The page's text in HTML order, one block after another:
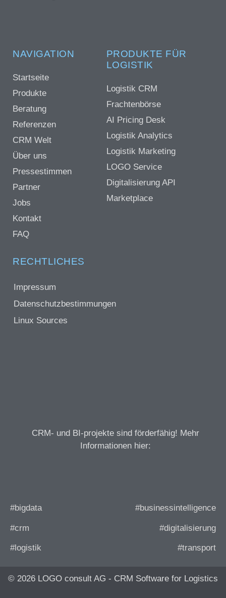
NAVIGATION
Startseite
Produkte
Beratung
Referenzen
CRM Welt
Über uns
Pressestimmen
Partner
Jobs
Kontakt
FAQ
PRODUKTE FÜR
LOGISTIK
Logistik CRM
Frachtenbörse
AI Pricing Desk
Logistik Analytics
Logistik Marketing
LOGO Service
Digitalisierung API
Marketplace
RECHTLICHES
Impressum
Datenschutzbestimmungen
Linux Sources
CRM- und BI-projekte sind förderfähig! Mehr
Informationen hier:
#bigdata #businessintelligence
#crm #digitalisierung
#logistik #transport
© 2026 LOGO consult AG - CRM Software for Logistics